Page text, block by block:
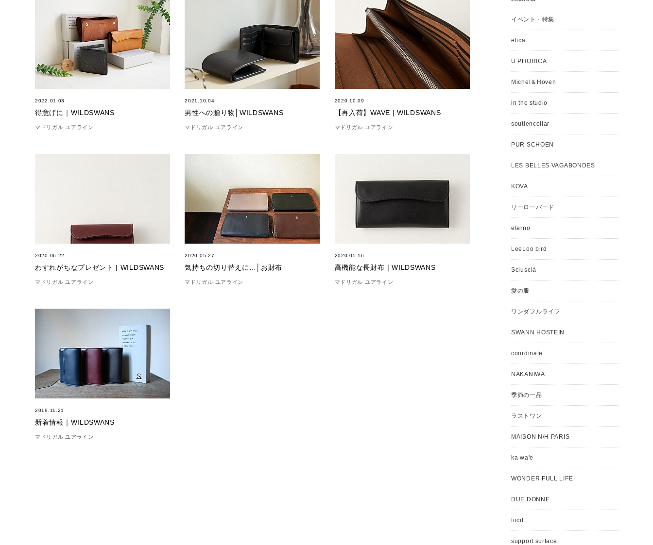
2022.01.03
得意げに｜WILDSWANS
マドリガル ユアライン
2021.10.04
男性への贈り物│WILDSWANS
マドリガル ユアライン
2020.10.09
【再入荷】WAVE | WILDSWANS
マドリガル ユアライン
2020.06.22
わすれがちなプレゼント | WILDSWANS
マドリガル ユアライン
2020.05.27
気持ちの切り替えに…│お財布
マドリガル ユアライン
2020.05.16
高機能な長財布｜WILDSWANS
マドリガル ユアライン
2019.11.21
新着情報｜WILDSWANS
マドリガル ユアライン
イベント・特集
etica
U PHORICA
Michel＆Hoven
in the studio
soutiencollar
PUR SCHOEN
LES BELLES VAGABONDES
KOVA
リーローバード
eterno
LeeLoo bird
Sciuscià
愛の服
ワンダフルライフ
SWANN HOSTEIN
coordinate
NAKANIWA
季節の一品
ラストワン
MAISON N/H PARIS
ka wa'e
WONDER FULL LIFE
DUE DONNE
tocit
support surface